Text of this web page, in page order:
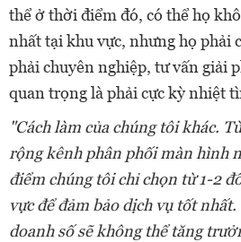
thể ở thời điểm đó, có thể họ
nhất tại khu vực, nhưng họ phải
phải chuyên nghiệp, tư vấn giải
quan trọng là phải cực kỳ nhiệt
"Cách làm của chúng tôi khác.
rộng kênh phân phối màn hình
điểm chúng tôi chỉ chọn từ 1-2
vực để đảm bảo dịch vụ tốt
doanh số sẽ không thể tăng